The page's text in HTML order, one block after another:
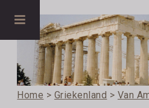
Home > Griekenland > Van